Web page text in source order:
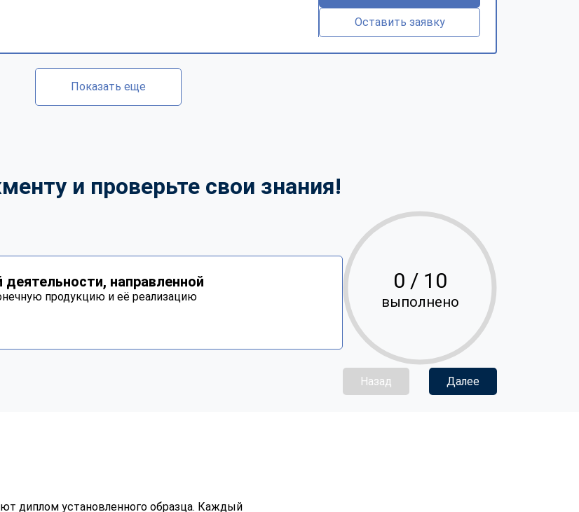
Оставить заявку
Показать еще
и проверьте свои знания!
направленной
продукцию и её реализацию
0 / 10
выполнено
Назад Далее
диплом установленного образца. Каждый